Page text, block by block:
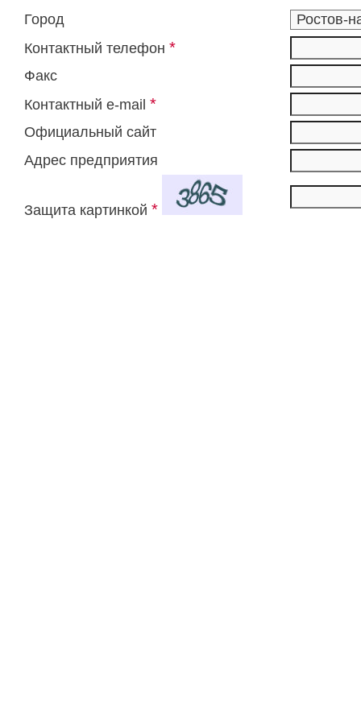
Город
Контактный телефон *
Факс
Контактный e-mail *
Официальный сайт
Адрес предприятия
Защита картинкой *